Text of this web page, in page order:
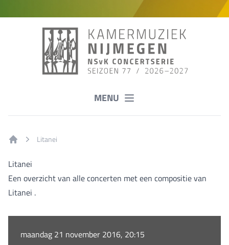
MENU
Litanei
Litanei
Een overzicht van alle concerten met een compositie van
Litanei .
maandag 21 november 2016, 20:15